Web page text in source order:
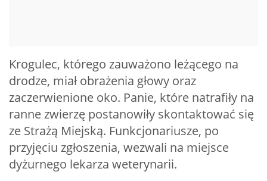
Krogulec, którego zauważono leżącego na
drodze, miał obrażenia głowy oraz
zaczerwienione oko. Panie, które natrafiły na
ranne zwierzę postanowiły skontaktować się
ze Strażą Miejską. Funkcjonariusze, po
przyjęciu zgłoszenia, wezwali na miejsce
dyżurnego lekarza weterynarii.